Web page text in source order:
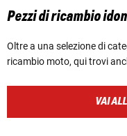
Pezzi di ricambio
Oltre a una selezione di
ricambio moto, qui trovi
VAI